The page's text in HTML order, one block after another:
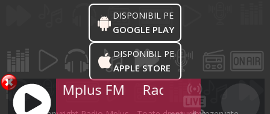
DISPONIBIL PE
GOOGLE PLAY
DISPONIBIL PE
APPLE STORE
Radio Mplus FM Radio Mplus FM